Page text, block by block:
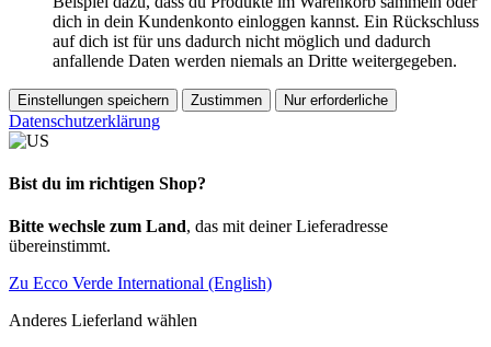
dich in dein Kundenkonto einloggen kannst. Ein Rückschluss
auf dich ist für uns dadurch nicht möglich und dadurch
anfallende Daten werden niemals an Dritte weitergegeben.
Einstellungen speichern Zustimmen Nur erforderliche
Datenschutzerklärung
Bist du im richtigen Shop?
Bitte wechsle zum Land, das mit deiner Lieferadresse
übereinstimmt.
Zu Ecco Verde International (English)
Anderes Lieferland wählen